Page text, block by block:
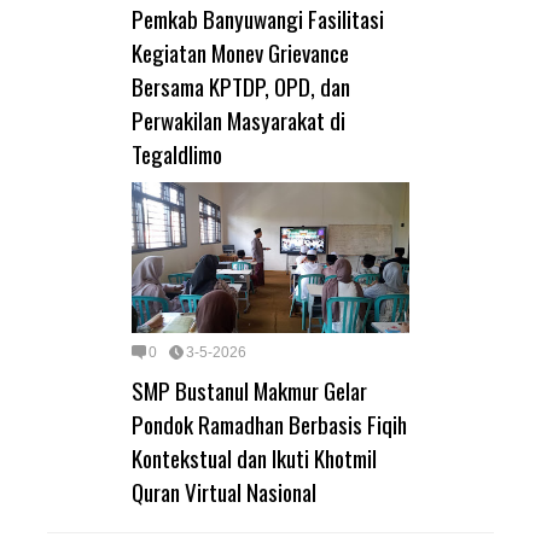
Pemkab Banyuwangi Fasilitasi
Kegiatan Monev Grievance
Bersama KPTDP, OPD, dan
Perwakilan Masyarakat di
Tegaldlimo
0 3-5-2026
SMP Bustanul Makmur Gelar
Pondok Ramadhan Berbasis Fiqih
Kontekstual dan Ikuti Khotmil
Quran Virtual Nasional